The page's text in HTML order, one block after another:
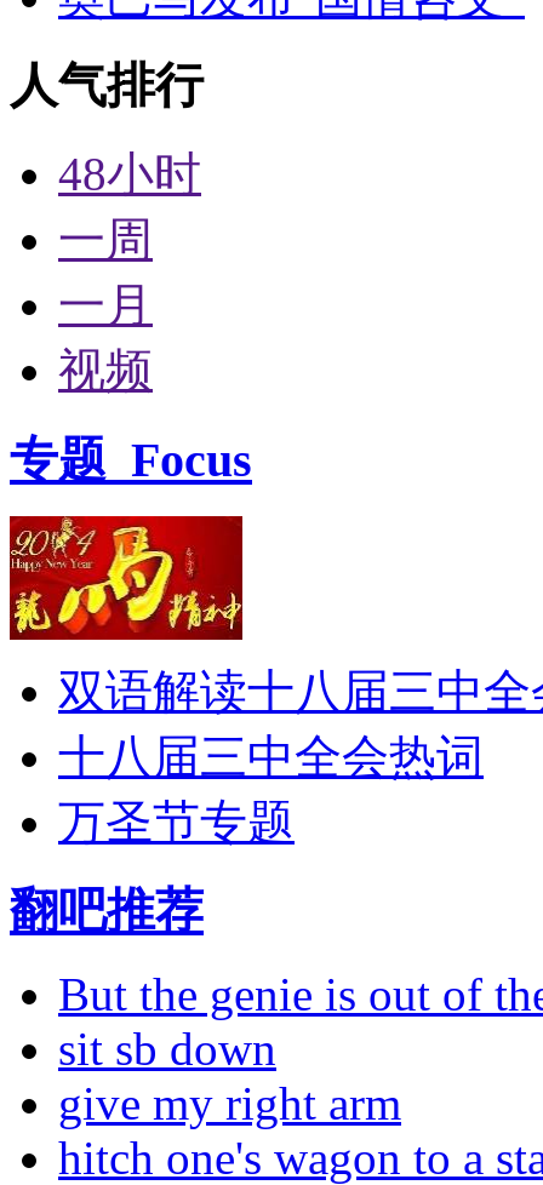
人气排行
48小时
一周
一月
视频
专题 Focus
双语解读十八届三中全
十八届三中全会热词
万圣节专题
翻吧推荐
But the genie is out of
sit sb down
give my right arm
hitch one's wagon to a